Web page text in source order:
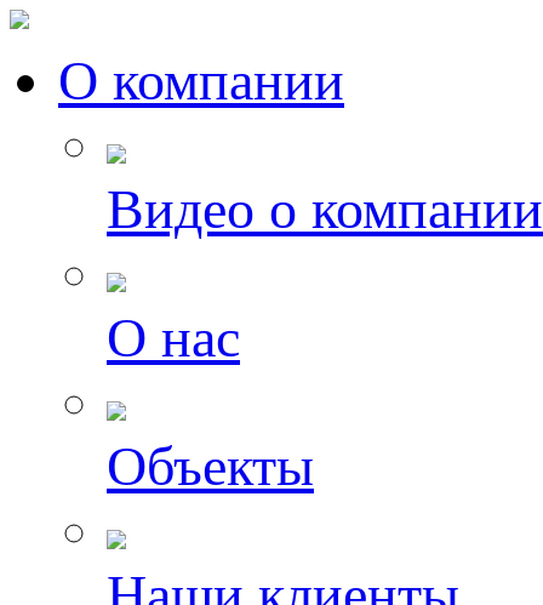
О компании
Видео о компании
О нас
Объекты